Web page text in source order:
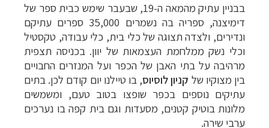
בבניין עתיק מהמאה ה-19, שבעבר שימש כבית ספר של
דימיצנה, ספריה בה נשמרים 35,000 ספרים עתיקם
ונדירים, ולצדה תצוגה של כלי בית, כלי עבודה, טקסטיל
וכלי נשק ממלחמת העצמאות של יוון. בכניסה תצפית
מרהיבה על בתי האבן של הכפר ועל המנזרים החבויים
בין מצוקיו של קניון לוסיוס, בו טיילנו יום קודם לכן. בתים
עתיקים נוספים בכפר שופצו בטוב טעם, ומשמשים
מלונות בוטיק קטנים, מסעדות וגם בית קפה בו נערכים
ערבי שירה.